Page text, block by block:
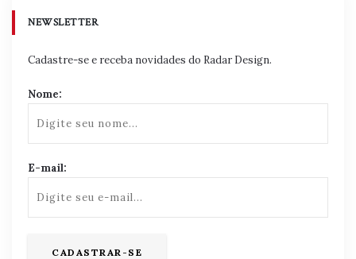
NEWSLETTER
Cadastre-se e receba novidades do Radar Design.
Nome:
E-mail: